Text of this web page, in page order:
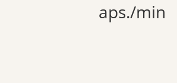
aps./min